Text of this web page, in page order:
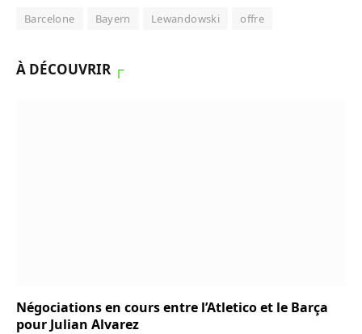
Barcelone Bayern Lewandowski offre
À DÉCOUVRIR ┌
Négociations en cours entre l’Atletico et le Barça
pour Julian Alvarez